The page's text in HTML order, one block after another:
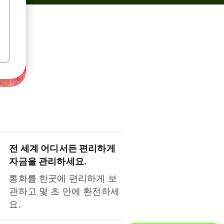
전 세계 어디서든 편리하게
자금을 관리하세요.
통화를 한곳에 편리하게 보
관하고 몇 초 만에 환전하세
요.